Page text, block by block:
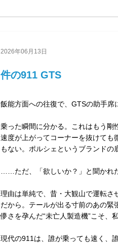
2026年06月13日
件の911 GTS
飯能方面への往復で、GTSの助手席
乗った瞬間に分かる。これはもう剛
速度が上がってコーナーを抜けても
もない。ポルシェというブランドの
……ただ、「欲しいか？」と聞かれ
理由は単純で、昔・大観山で運転さ
だから。テールが出る寸前のあの緊
儚さを孕んだ“未亡人製造機”こそ、
現代の911は、誰が乗っても速く、